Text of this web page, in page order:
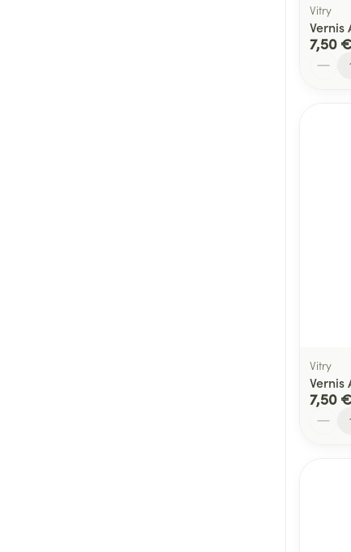
Vitry
Vernis
7,50 €
Vitry
Vernis
7,50 €